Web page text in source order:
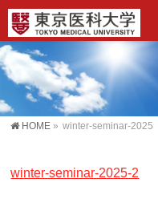
HOME » winter-seminar-2025
winter-seminar-2025-2